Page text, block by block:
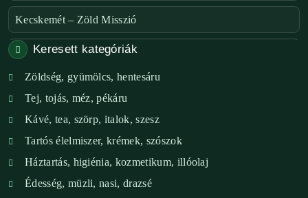
Kecskemét – Zöld Misszió
Székesfehérvár – Zöld Sarok
Verőce – Miegymás
XI. ker. – Lemérem
XIX. ker. – Boldog Föld
XVIII. ker. – Eni Mag-ház
Keresett kategóriák
Zöldség, gyümölcs, hentesáru
Tej, tojás, méz, pékáru
Kávé, tea, szörp, italok, szesz
Tartós élelmiszer, krémek, szószok
Háztartás, higiénia, kozmetikum, illóolaj
Édesség, müzli, nasi, drazsé